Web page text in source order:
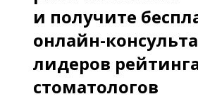
и получите
онлайн-
лидеров
стоматологов